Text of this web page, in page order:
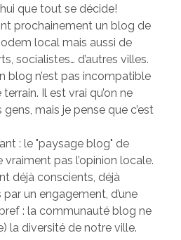
que tout se décide!
prochainement un blog de
local mais aussi de
socialistes… d’autres villes.
blog n’est pas incompatible
Il est vrai qu’on ne
mais je pense que c’est
: le "paysage blog" de
pas l’opinion locale.
déjà conscients, déjà
un engagement, d’une
: la communauté blog ne
la diversité de notre ville.